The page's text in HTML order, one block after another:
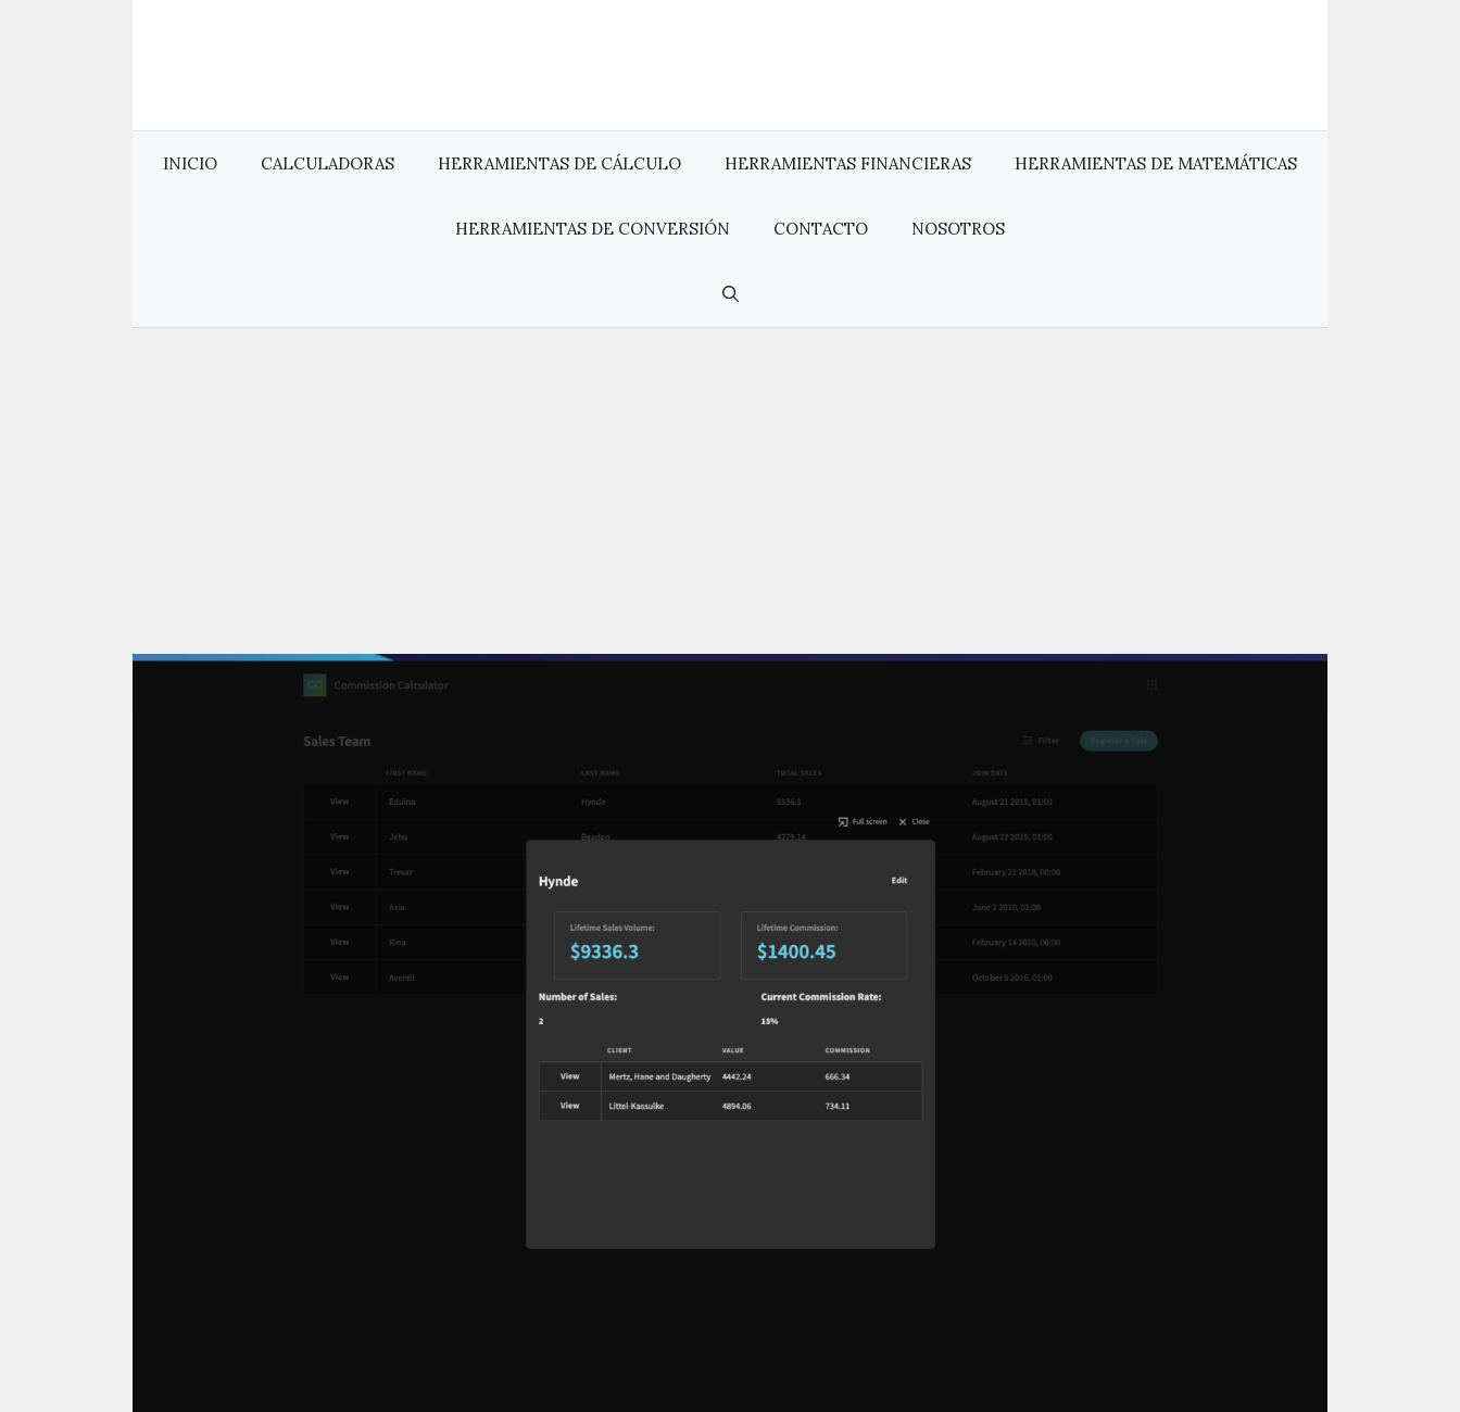
INICIO CALCULADORAS HERRAMIENTAS DE CÁLCULO HERRAMIENTAS FINANCIERAS HERRAMIENTAS DE MATEMÁTICAS
HERRAMIENTAS DE CONVERSIÓN CONTACTO NOSOTROS